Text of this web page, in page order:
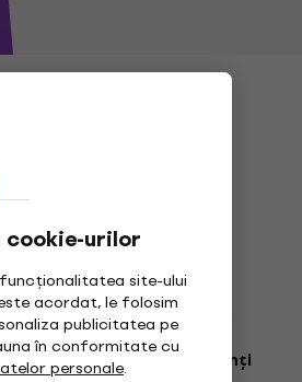
urilor
site-ului
acordat, le folosim
publicitatea pe
în conformitate cu
personale. 3M+ clienți